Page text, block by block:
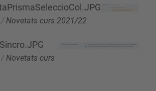
/ Novetats curs 2021/22
/Novetats curs